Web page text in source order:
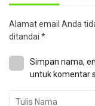
Alamat email Anda
ditandai *
Simpan nama,
untuk komentar